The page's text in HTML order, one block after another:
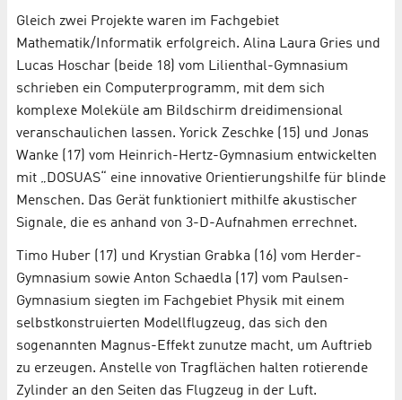
Gleich zwei Projekte waren im Fachgebiet
Mathematik/Informatik erfolgreich. Alina Laura Gries und
Lucas Hoschar (beide 18) vom Lilienthal-Gymnasium
schrieben ein Computerprogramm, mit dem sich
komplexe Moleküle am Bildschirm dreidimensional
veranschaulichen lassen. Yorick Zeschke (15) und Jonas
Wanke (17) vom Heinrich-Hertz-Gymnasium entwickelten
mit „DOSUAS“ eine innovative Orientierungshilfe für blinde
Menschen. Das Gerät funktioniert mithilfe akustischer
Signale, die es anhand von 3-D-Aufnahmen errechnet.
Timo Huber (17) und Krystian Grabka (16) vom Herder-
Gymnasium sowie Anton Schaedla (17) vom Paulsen-
Gymnasium siegten im Fachgebiet Physik mit einem
selbstkonstruierten Modellflugzeug, das sich den
sogenannten Magnus-Effekt zunutze macht, um Auftrieb
zu erzeugen. Anstelle von Tragflächen halten rotierende
Zylinder an den Seiten das Flugzeug in der Luft.